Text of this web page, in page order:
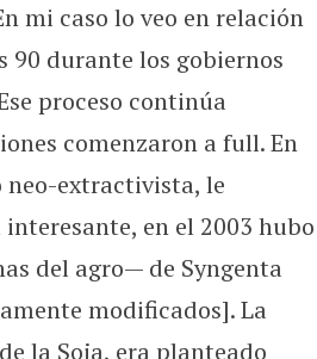
mi caso lo veo en relación
90 durante los gobiernos
proceso continúa
comenzaron a full. En
extractivista, le
en el 2003 hubo
del agro— de Syngenta
modificados]. La
la Soja, era planteado